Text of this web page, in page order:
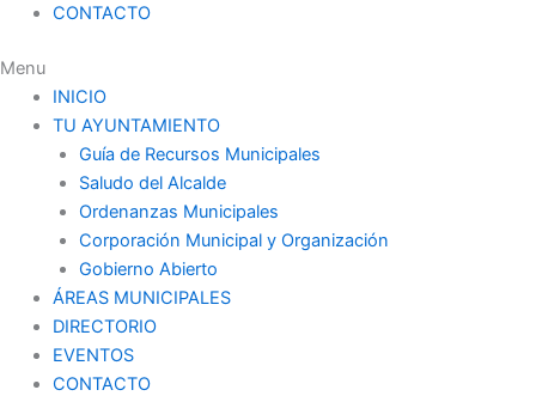
CONTACTO
Menu
INICIO
TU AYUNTAMIENTO
Guía de Recursos Municipales
Saludo del Alcalde
Ordenanzas Municipales
Corporación Municipal y Organización
Gobierno Abierto
ÁREAS MUNICIPALES
DIRECTORIO
EVENTOS
CONTACTO